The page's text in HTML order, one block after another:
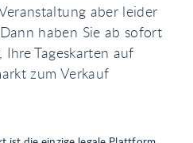
aber leider
haben Sie ab sofort
Tageskarten auf
zum Verkauf